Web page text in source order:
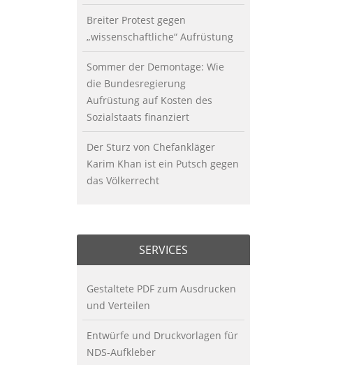
Breiter Protest gegen
„wissenschaftliche“ Aufrüstung
Sommer der Demontage: Wie
die Bundesregierung
Aufrüstung auf Kosten des
Sozialstaats finanziert
Der Sturz von Chefankläger
Karim Khan ist ein Putsch gegen
das Völkerrecht
SERVICES
Gestaltete PDF zum Ausdrucken
und Verteilen
Entwürfe und Druckvorlagen für
NDS-Aufkleber